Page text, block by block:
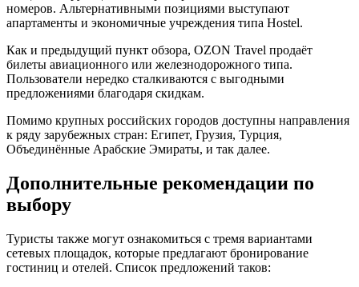
номеров. Альтернативными позициями выступают
апартаменты и экономичные учреждения типа Hostel.
Как и предыдущий пункт обзора, OZON Travel продаёт
билеты авиационного или железнодорожного типа.
Пользователи нередко сталкиваются с выгодными
предложениями благодаря скидкам.
Помимо крупных российских городов доступны направления
к ряду зарубежных стран: Египет, Грузия, Турция,
Объединённые Арабские Эмираты, и так далее.
Дополнительные рекомендации по
выбору
Туристы также могут ознакомиться с тремя вариантами
сетевых площадок, которые предлагают бронирование
гостиниц и отелей. Список предложений таков: